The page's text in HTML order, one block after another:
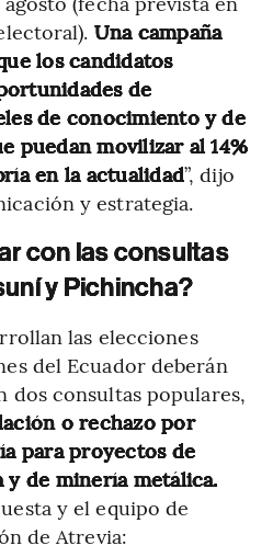
Una campaña
los candidatos
de
de conocimiento y de
puedan movilizar al 14%
en la actualidad”, dijo
y estrategia.
con las consultas
y Pichincha?
las elecciones
del Ecuador deberán
dos consultas populares,
o rechazo por
para proyectos de
de minería metálica.
y el equipo de
de Atrevia: